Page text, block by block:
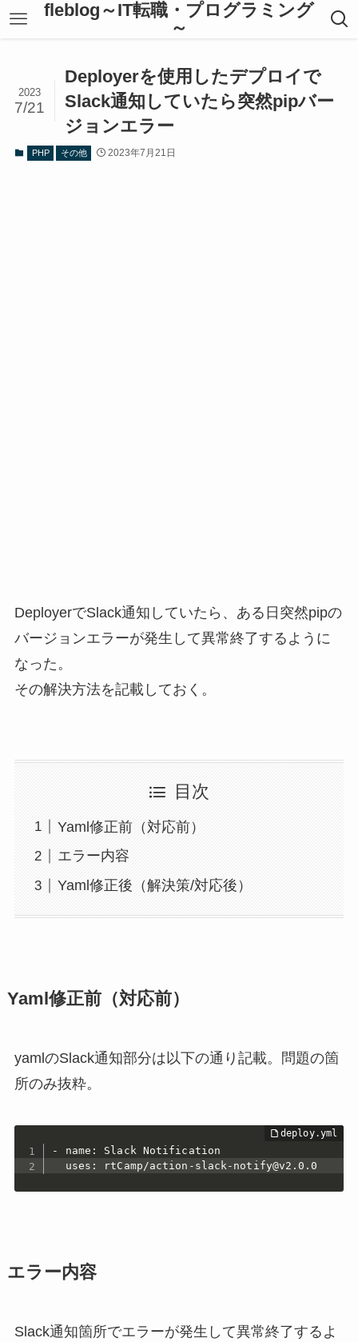
fleblog～IT転職・プログラミング
～
Deployerを使用したデプロイで
Slack通知していたら突然pipバー
ジョンエラー
2023
7/21
PHP その他 2023年7月21日
DeployerでSlack通知していたら、ある日突然pipの
バージョンエラーが発生して異常終了するように
なった。
その解決方法を記載しておく。
目次
Yaml修正前（対応前）
エラー内容
Yaml修正後（解決策/対応後）
Yaml修正前（対応前）
yamlのSlack通知部分は以下の通り記載。問題の箇
所のみ抜粋。
- name: Slack Notification
  uses: rtCamp/action-slack-notify@v2.0.0
エラー内容
Slack通知箇所でエラーが発生して異常終了するよ